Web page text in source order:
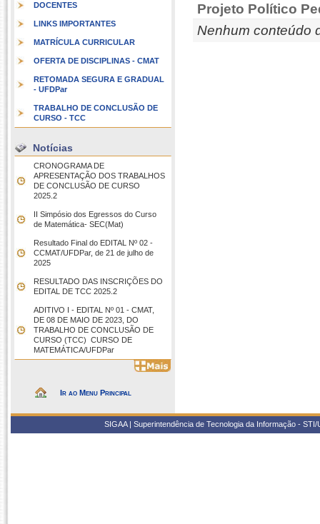
DOCENTES
LINKS IMPORTANTES
MATRÍCULA CURRICULAR
OFERTA DE DISCIPLINAS - CMAT
RETOMADA SEGURA E GRADUAL
- UFDPar
TRABALHO DE CONCLUSÃO DE
CURSO - TCC
Notícias
CRONOGRAMA DE
APRESENTAÇÃO DOS TRABALHOS
DE CONCLUSÃO DE CURSO 
2025.2
II Simpósio dos Egressos do Curso
de Matemática- SEC(Mat)
Resultado Final do EDITAL Nº 02 -
CCMAT/UFDPar, de 21 de julho de
2025
RESULTADO DAS INSCRIÇÕES DO
EDITAL DE TCC 2025.2
ADITIVO I - EDITAL Nº 01 - CMAT,
DE 08 DE MAIO DE 2023, DO
TRABALHO DE CONCLUSÃO DE
CURSO (TCC)  CURSO DE
MATEMÁTICA/UFDPar
Ir ao Menu Principal
Projeto Político
Nenhum conteúdo
SIGAA | Superintendência de Tecnologia da Informação -